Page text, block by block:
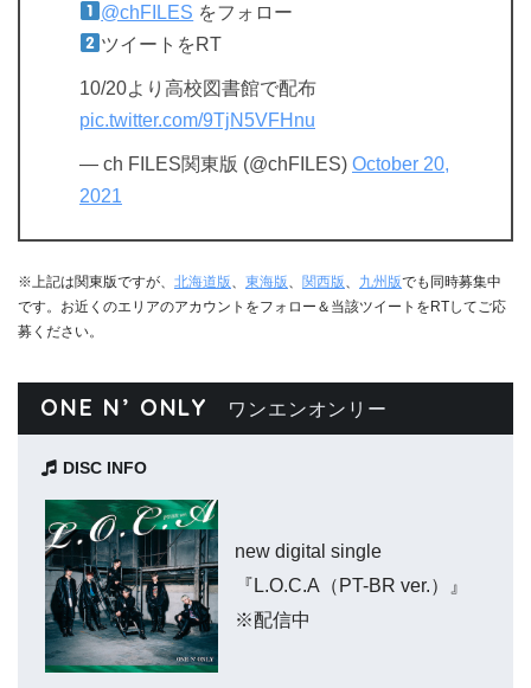
@chFILES をフォロー
ツイートをRT
10/20より高校図書館で配布
pic.twitter.com/9TjN5VFHnu
— ch FILES関東版 (@chFILES) October 20,
2021
※上記は関東版ですが、 北海道版 東海版 関西版 九州版でも同時募集中
です。お近くのエリアのアカウントをフォロー＆当該ツイートをRTしてご応
募ください。
ONE N’ ONLY ワンエンオンリー
DISC INFO
new digital single
『L.O.C.A（PT-BR ver.）』
※配信中